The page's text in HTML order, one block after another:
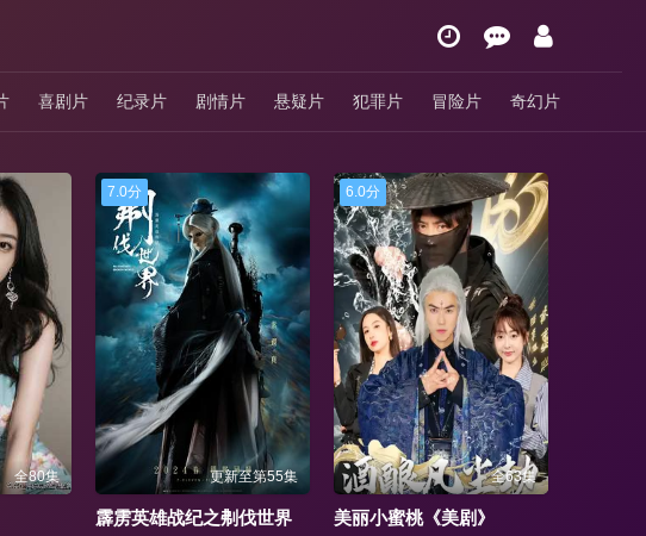
喜剧片 纪录片 剧情片 悬疑片 犯罪片 冒险片 奇幻片
至第55集
世界
6.0分
全63集
美丽小蜜桃《美剧》
5.0分
更新至54集